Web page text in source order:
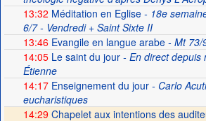
13:32 Méditation en Eglise- 18e
6/7 - Vendredi + Saint Sixte II
13:46Evangile en langue arabe- Mt 73/
14:05Le saint du jour- En direct depuis
Étienne
14:17Enseignement du jour- Carlo
eucharistiques
14:29 Chapelet aux intentions des